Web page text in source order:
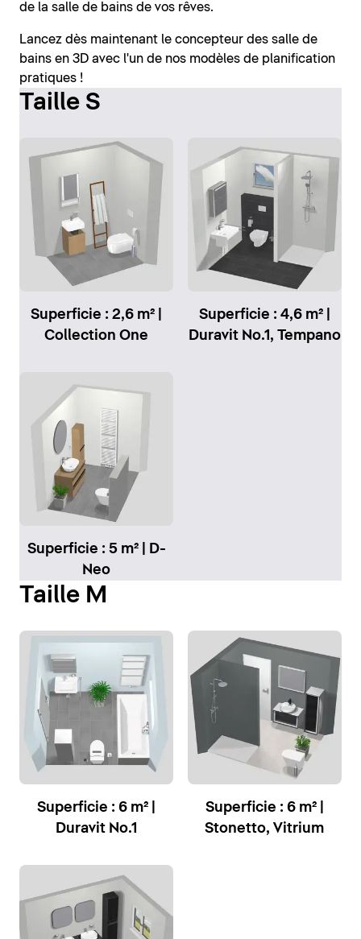
de la salle de bains de vos rêves.
Lancez dès maintenant le concepteur des salle de
bains en 3D avec l'un de nos modèles de planification
pratiques !
Taille S
Superficie : 2,6 m² |
Collection One
Superficie : 4,6 m² |
Duravit No.1, Tempano
Superficie : 5 m² | D-
Neo
Taille M
Superficie : 6 m² |
Duravit No.1
Superficie : 6 m² |
Stonetto, Vitrium